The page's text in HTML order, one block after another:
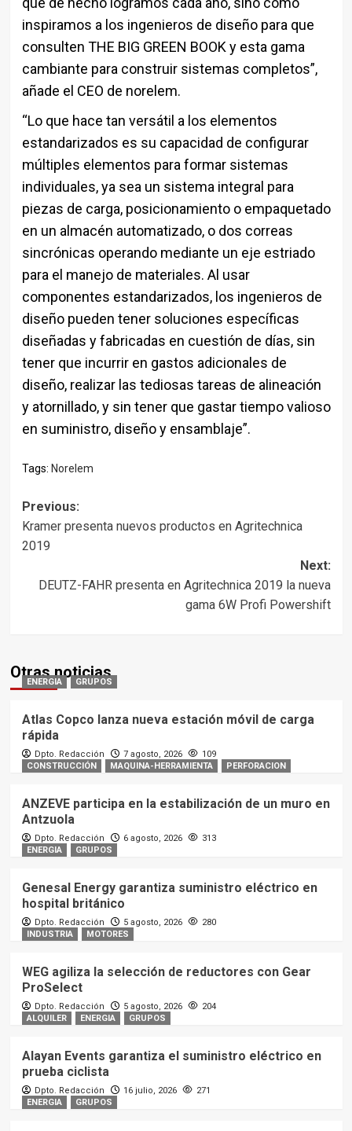
inspiramos a los ingenieros de diseño para que
consulten THE BIG GREEN BOOK y esta gama
cambiante para construir sistemas completos”,
añade el CEO de norelem.
“Lo que hace tan versátil a los elementos
estandarizados es su capacidad de configurar
múltiples elementos para formar sistemas
individuales, ya sea un sistema integral para
piezas de carga, posicionamiento o empaquetado
en un almacén automatizado, o dos correas
sincrónicas operando mediante un eje estriado
para el manejo de materiales. Al usar
componentes estandarizados, los ingenieros de
diseño pueden tener soluciones específicas
diseñadas y fabricadas en cuestión de días, sin
tener que incurrir en gastos adicionales de
diseño, realizar las tediosas tareas de alineación
y atornillado, y sin tener que gastar tiempo valioso
en suministro, diseño y ensamblaje”.
Tags: Norelem
Post
navigation
Previous:
Kramer presenta nuevos productos en Agritechnica
2019
Next:
DEUTZ-FAHR presenta en Agritechnica 2019 la nueva
gama 6W Profi Powershift
Otras noticias
ENERGIA GRUPOS
Atlas Copco lanza nueva estación móvil de carga
rápida
Dpto. Redacción 7 agosto, 2026
109
CONSTRUCCIÓN
MAQUINA-HERRAMIENTA PERFORACION
ANZEVE participa en la estabilización de un muro en
Antzuola
Dpto. Redacción 6 agosto, 2026
313
ENERGIA
GRUPOS
Genesal Energy garantiza suministro eléctrico en
hospital británico
Dpto. Redacción 5 agosto, 2026
280
INDUSTRIA
MOTORES
WEG agiliza la selección de reductores con Gear
ProSelect
Dpto. Redacción 5 agosto, 2026
204
ALQUILER
ENERGIA GRUPOS
Alayan Events garantiza el suministro eléctrico en
prueba ciclista
Dpto. Redacción 16 julio, 2026
271
ENERGIA
GRUPOS